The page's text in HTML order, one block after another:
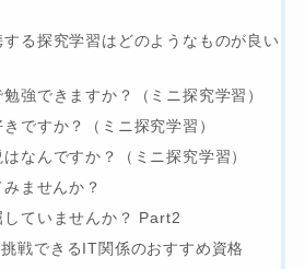
る探究学習はどのようなものが良い
強できますか？（ミニ探究学習）
ですか？（ミニ探究学習）
なんですか？（ミニ探究学習）
ませんか？
ていませんか？ Part2
戦できるIT関係のおすすめ資格